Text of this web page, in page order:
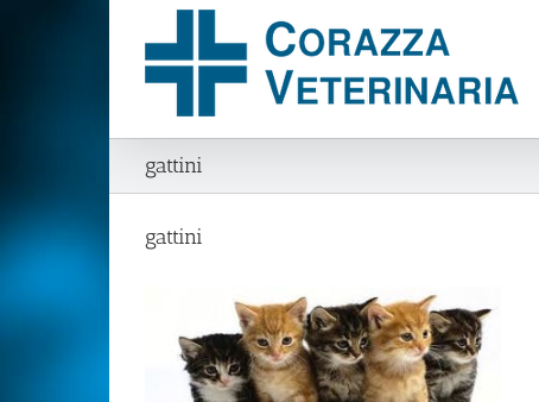
gattini
gattini